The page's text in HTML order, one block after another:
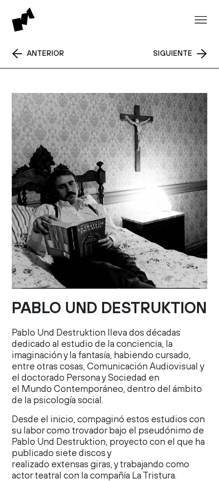
ANTERIOR SIGUIENTE
PABLO UND DESTRUKTION
Pablo Und Destruktion lleva dos décadas
dedicado al estudio de la conciencia, la
imaginación y la fantasía, habiendo cursado,
entre otras cosas, Comunicación Audiovisual y
el doctorado Persona y Sociedad en
el Mundo Contemporáneo, dentro del ámbito
de la psicología social.
Desde el inicio, compaginó estos estudios con
su labor como trovador bajo el pseudónimo de
Pablo Und Destruktion, proyecto con el que ha
publicado siete discos y
realizado extensas giras, y trabajando como
actor teatral con la compañía La Tristura.